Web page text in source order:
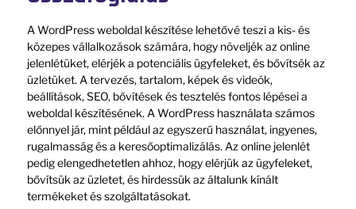
A WordPress weboldal készítése lehetővé teszi a kis- és
közepes vállalkozások számára, hogy növeljék az online
jelenlétüket, elérjék a potenciális ügyfeleket, és bővítsék az
üzletüket. A tervezés, tartalom, képek és videók,
beállítások, SEO, bővítések és tesztelés fontos lépései a
weboldal készítésének. A WordPress használata számos
előnnyel jár, mint például az egyszerű használat, ingyenes,
rugalmasság és a keresőoptimalizálás. Az online jelenlét
pedig elengedhetetlen ahhoz, hogy elérjük az ügyfeleket,
bővítsük az üzletet, és hirdessük az általunk kínált
termékeket és szolgáltatásokat.